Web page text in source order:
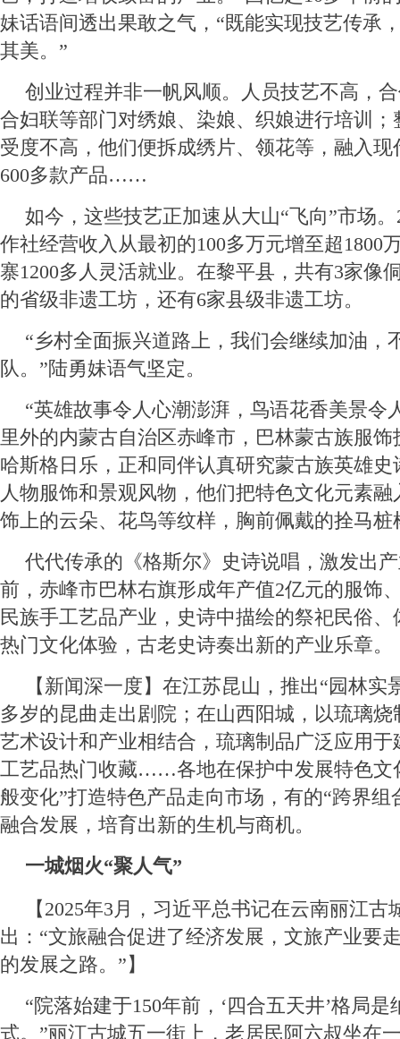
妹话语间透出果敢之气，“既能实现技艺传承
其美。”
创业过程并非一帆风顺。人员技艺不高，
合妇联等部门对绣娘、染娘、织娘进行培训
受度不高，他们便拆成绣片、领花等，融入现
600多款产品……
如今，这些技艺正加速从大山“飞向”市场
作社经营收入从最初的100多万元增至超1800
寨1200多人灵活就业。在黎平县，共有3家像
的省级非遗工坊，还有6家县级非遗工坊。
“乡村全面振兴道路上，我们会继续加油，
队。”陆勇妹语气坚定。
“英雄故事令人心潮澎湃，鸟语花香美景令
里外的内蒙古自治区赤峰市，巴林蒙古族服
哈斯格日乐，正和同伴认真研究蒙古族英雄
人物服饰和景观风物，他们把特色文化元素
饰上的云朵、花鸟等纹样，胸前佩戴的拴马
代代传承的《格斯尔》史诗说唱，激发出
前，赤峰市巴林右旗形成年产值2亿元的服饰
民族手工艺品产业，史诗中描绘的祭祀民俗
热门文化体验，古老史诗奏出新的产业乐章。
【新闻深一度】在江苏昆山，推出“园林实
多岁的昆曲走出剧院；在山西阳城，以琉璃
艺术设计和产业相结合，琉璃制品广泛应用
工艺品热门收藏……各地在保护中发展特色文
般变化”打造特色产品走向市场，有的“跨界组
融合发展，培育出新的生机与商机。
一城烟火“聚人气”
【2025年3月，习近平总书记在云南丽江古
出：“文旅融合促进了经济发展，文旅产业要
的发展之路。”】
“院落始建于150年前，‘四合五天井’格局
式。”丽江古城五一街上，老居民阿六叔坐在